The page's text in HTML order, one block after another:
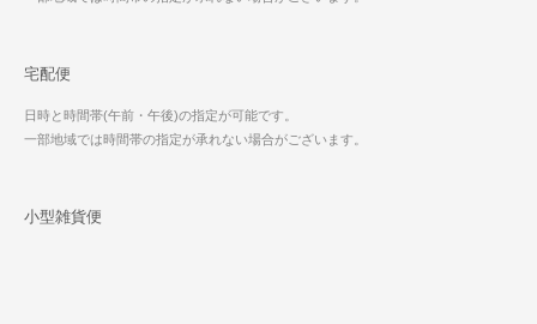
宅配便
日時と時間帯(午前・午後)の指定が可能です。
一部地域では時間帯の指定が承れない場合がございます。
小型雑貨便